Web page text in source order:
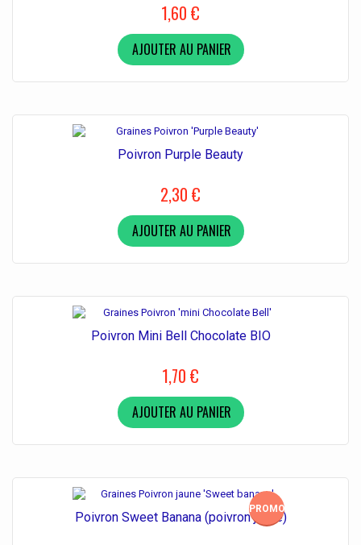
1,60 €
AJOUTER AU PANIER
Poivron Purple Beauty
2,30 €
AJOUTER AU PANIER
Poivron Mini Bell Chocolate BIO
1,70 €
AJOUTER AU PANIER
PROMO!
Poivron Sweet Banana (poivron jaune)